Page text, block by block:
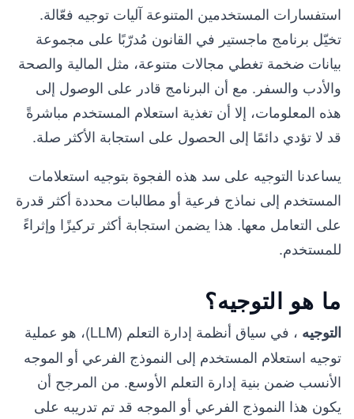
استفسارات المستخدمين المتنوعة آليات توجيه فعّالة.
تخيّل برنامج ماجستير في القانون مُدرّبًا على مجموعة
بيانات ضخمة تغطي مجالات متنوعة، مثل المالية والصحة
والأدب والسفر. مع أن البرنامج قادر على الوصول إلى
هذه المعلومات، إلا أن تغذية استعلام المستخدم مباشرةً
قد لا تؤدي دائمًا إلى الحصول على استجابة الأكثر صلة.
يساعدنا التوجيه على سد هذه الفجوة بتوجيه استعلامات
المستخدم إلى نماذج فرعية أو مطالبات محددة أكثر قدرة
على التعامل معها. هذا يضمن استجابة أكثر تركيزًا وإثراءً
للمستخدم.
ما هو التوجيه؟
التوجيه
، في سياق أنظمة إدارة التعلم (LLM)، هو عملية
توجيه استعلام المستخدم إلى النموذج الفرعي أو الموجه
الأنسب ضمن بنية إدارة التعلم الأوسع. من المرجح أن
يكون هذا النموذج الفرعي أو الموجه قد تم تدريبه على